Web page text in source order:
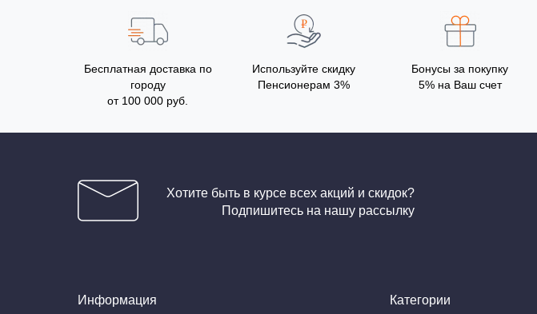
Бесплатная доставка по
городу
от 100 000 руб.
Используйте скидку
Пенсионерам 3%
Бонусы за покупку
5% на Ваш счет
Хотите быть в курсе всех акций и скидок?
Подпишитесь на нашу рассылку
Информация Категории